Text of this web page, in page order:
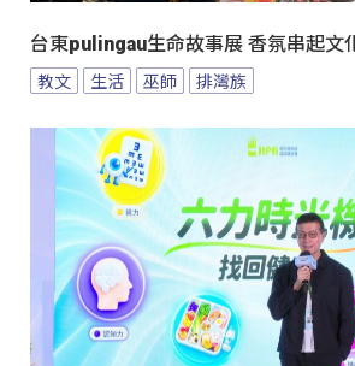
台東pulingau生命故事展 香氛串起文
教文 生活 巫師 排灣族